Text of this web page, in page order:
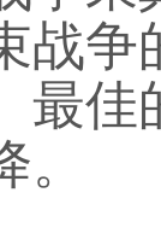
战争
最佳
。